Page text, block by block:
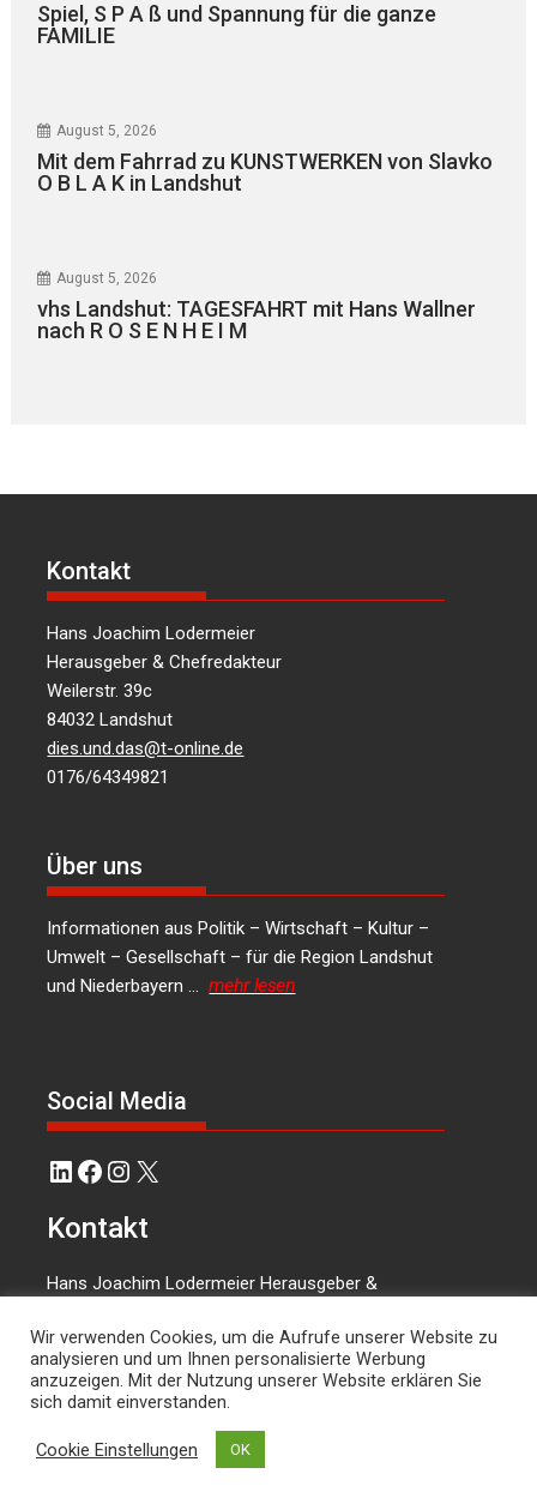
Spiel, S P A ß und Spannung für die ganze
FAMILIE
August 5, 2026
Mit dem Fahrrad zu KUNSTWERKEN von Slavko
O B L A K in Landshut
August 5, 2026
vhs Landshut: TAGESFAHRT mit Hans Wallner
nach R O S E N H E I M
Kontakt
Hans Joachim Lodermeier
Herausgeber & Chefredakteur
Weilerstr. 39c
84032 Landshut
dies.und.das@t-online.de
0176/64349821
Über uns
Informationen aus Politik – Wirtschaft – Kultur –
Umwelt – Gesellschaft – für die Region Landshut
und Niederbayern …mehr lesen
Social Media
LinkedIn
Facebook
Instagram
X
Kontakt
Hans Joachim Lodermeier Herausgeber &
dies.und.das@t-online.de0176/64349821
Wir verwenden Cookies, um die Aufrufe unserer Website zu
analysieren und um Ihnen personalisierte Werbung
anzuzeigen. Mit der Nutzung unserer Website erklären Sie
sich damit einverstanden.
Cookie Einstellungen OK